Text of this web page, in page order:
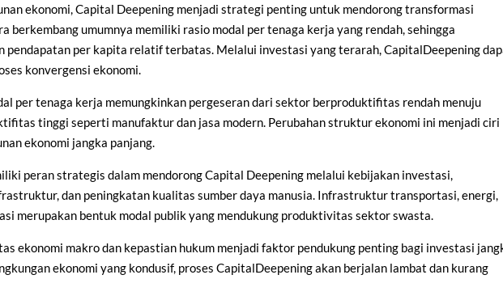
ekonomi, Capital Deepening menjadi strategi penting untuk mendorong transformasi
berkembang umumnya memiliki rasio modal per tenaga kerja yang rendah, sehingga
pendapatan per kapita relatif terbatas. Melalui investasi yang terarah, CapitalDeepening
konvergensi ekonomi.
per tenaga kerja memungkinkan pergeseran dari sektor berproduktifitas rendah menuju
tinggi seperti manufaktur dan jasa modern. Perubahan struktur ekonomi ini menjadi ciri
ekonomi jangka panjang.
peran strategis dalam mendorong Capital Deepening melalui kebijakan investasi,
dan peningkatan kualitas sumber daya manusia. Infrastruktur transportasi, energi,
merupakan bentuk modal publik yang mendukung produktivitas sektor swasta.
ekonomi makro dan kepastian hukum menjadi faktor pendukung penting bagi investasi
ekonomi yang kondusif, proses CapitalDeepening akan berjalan lambat dan kurang